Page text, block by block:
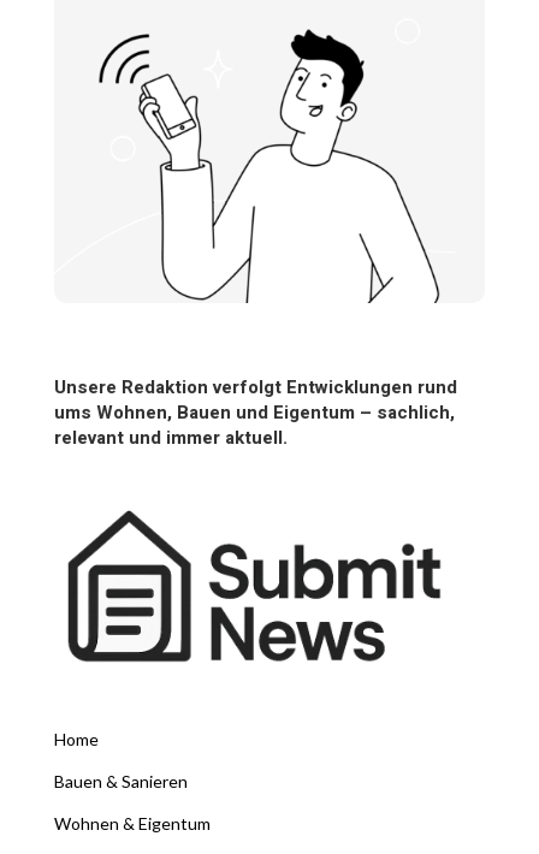
Unsere Redaktion verfolgt Entwicklungen rund
ums Wohnen, Bauen und Eigentum – sachlich,
relevant und immer aktuell.
Home
Bauen & Sanieren
Wohnen & Eigentum